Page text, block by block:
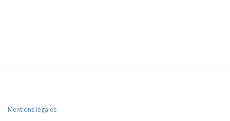
Mentions légales